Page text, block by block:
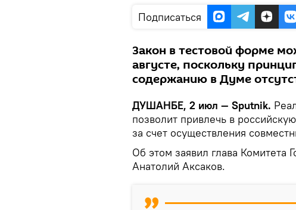
Подписаться
Закон в тестовой форме
августе, поскольку
содержанию в Думе
ДУШАНБЕ, 2 июл — Sputnik.
позволит привлечь в
за счет осуществления
Об этом заявил глава
Анатолий Аксаков.